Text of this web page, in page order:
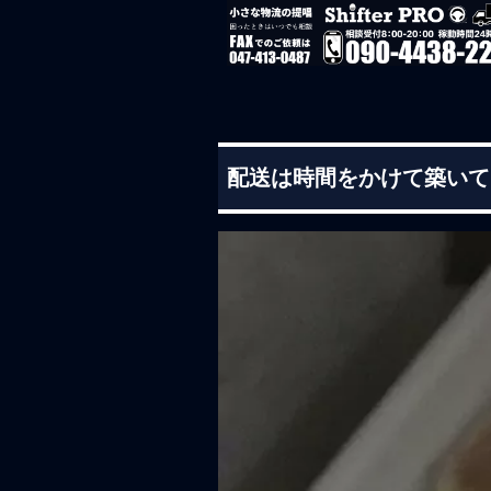
配送は時間をかけて築い